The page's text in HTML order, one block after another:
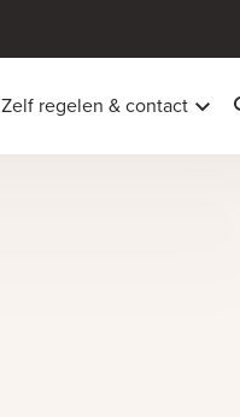
Zelf regelen & contact